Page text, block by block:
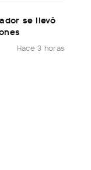
se llevó
Hace 3 horas